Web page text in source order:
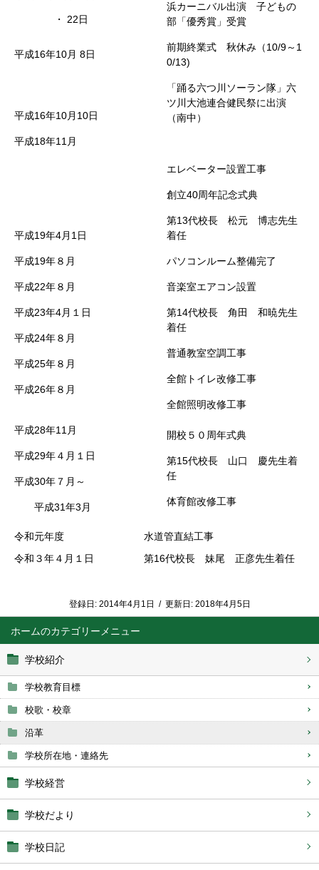
ホーム
学校紹介
学校教育目標
校歌・校章
沿革
学校所在地・連絡先
学校経営
学校だより
学校日記
・ 22日
浜カーニバル出演 子どもの
部「優秀賞」受賞
平成16年10月 8日
前期終業式 秋休み（10/9～1
0/13)
平成16年10月10日
平成18年11月
「踊る六つ川ソーラン隊」六
ツ川大池連合健民祭に出演
（南中）
エレベーター設置工事
創立40周年記念式典
平成19年4月1日
平成19年８月
平成22年８月
平成23年4月１日
平成24年８月
平成25年８月
平成26年８月
第13代校長 松元 博志先生
着任
パソコンルーム整備完了
音楽室エアコン設置
第14代校長 角田 和暁先生
着任
普通教室空調工事
全館トイレ改修工事
全館照明改修工事
平成28年11月
平成29年４月１日
平成30年７月～
平成31年3月
開校５０周年式典
第15代校長 山口 慶先生着
任
体育館改修工事
令和元年度 水道管直結工事
令和３年４月１日 第16代校長 妹尾 正彦先生着任
登録日: 2014年4月1日 / 更新日: 2018年4月5日